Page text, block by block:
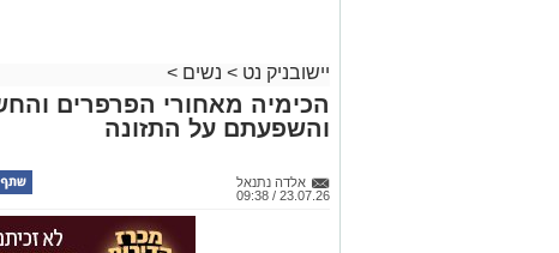
יישובניק נט > נשים >
הכימיה מאחורי הפרפרים
והשפעתם על התזונה
אלדה נתנאל
23.07.26 / 09:38